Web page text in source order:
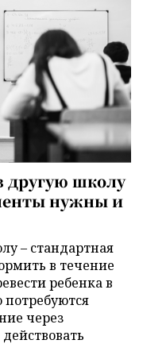
другую школу
нужны и
– стандартная
в течение
ребенка в
потребуются
через